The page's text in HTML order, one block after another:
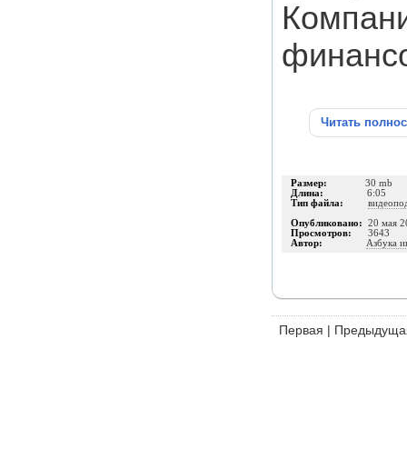
Читать
Размер: 30 mb
Длина: 6:05
Тип файла:
Опубликовано: 20 мая
Просмотров: 3643
Автор: Азбука
Первая |